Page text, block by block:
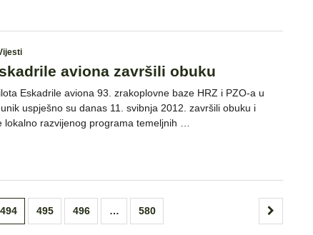
aviona završili obuku
Eskadrile aviona 93. zrakoplovne baze HRZ i PZO-a u
uspješno su danas 11. svibnja 2012. završili obuku i
lokalno razvijenog programa temeljnih …
494 495 496 … 580